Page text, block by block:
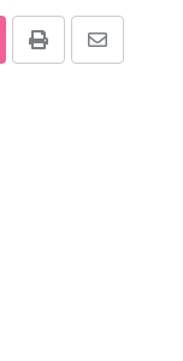
Print
Share